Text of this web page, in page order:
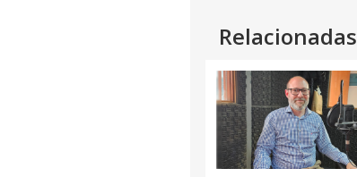
Relacionadas